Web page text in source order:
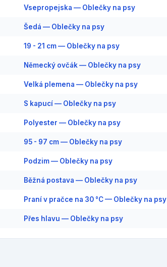
Vsepropejska — Oblečky na psy
Šedá — Oblečky na psy
19 - 21 cm — Oblečky na psy
Německý ovčák — Oblečky na psy
Velká plemena — Oblečky na psy
S kapucí — Oblečky na psy
Polyester — Oblečky na psy
95 - 97 cm — Oblečky na psy
Podzim — Oblečky na psy
Běžná postava — Oblečky na psy
Praní v pračce na 30 °C — Oblečky na psy
Přes hlavu — Oblečky na psy